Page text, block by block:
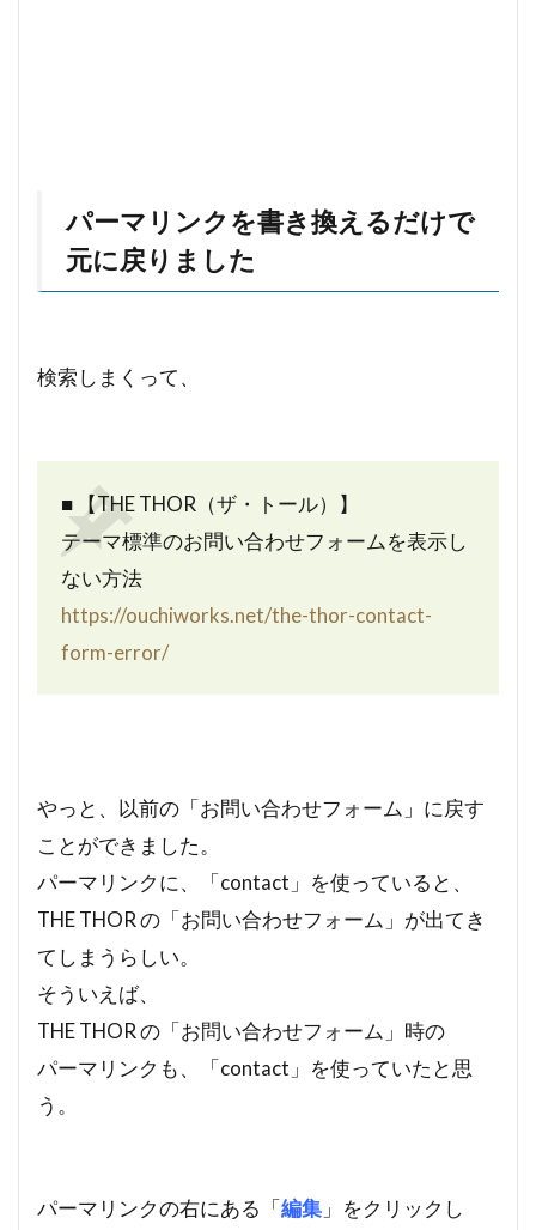
パーマリンクを書き換えるだけで
元に戻りました
検索しまくって、
■ 【THE THOR（ザ・トール）】
テーマ標準のお問い合わせフォームを表示し
ない方法
https://ouchiworks.net/the-thor-contact-
form-error/
やっと、以前の「お問い合わせフォーム」に戻す
ことができました。
パーマリンクに、「contact」を使っていると、
THE THOR の「お問い合わせフォーム」が出てき
てしまうらしい。
そういえば、
THE THOR の「お問い合わせフォーム」時の
パーマリンクも、「contact」を使っていたと思
う。
パーマリンクの右にある「編集 」をクリックし